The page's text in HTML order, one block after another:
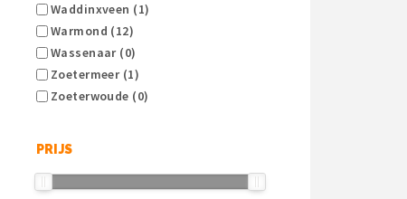
Waddinxveen (1)
Warmond (12)
Wassenaar (0)
Zoetermeer (1)
Zoeterwoude (0)
PRIJS